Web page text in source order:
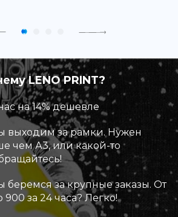
LENO PRINT?
на 14% дешевле
выходим за рамки. Нужен
чем А3, или какой-то
беремся за крупные заказы. От
900 за 24 часа? Легко!